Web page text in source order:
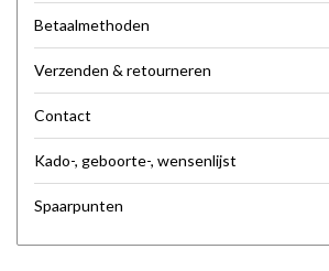
Betaalmethoden
Verzenden & retourneren
Contact
Kado-, geboorte-, wensenlijst
Spaarpunten